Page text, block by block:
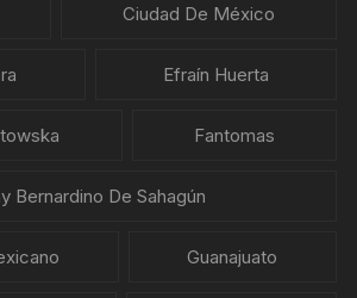
Ciudad De México
Efraín Huerta
Fantomas
Bernardino De Sahagún
Guanajuato